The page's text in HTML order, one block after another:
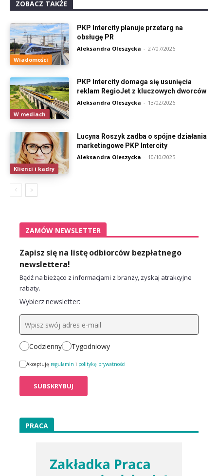
ZOBACZ TAKŻE
Wiadomości
PKP Intercity planuje przetarg na
obsługę PR
Aleksandra Oleszycka - 27/07/2026
W mediach
PKP Intercity domaga się usunięcia
reklam RegioJet z kluczowych dworców
Aleksandra Oleszycka - 13/02/2026
Klienci i kadry
Lucyna Roszyk zadba o spójne działania
marketingowe PKP Intercity
Aleksandra Oleszycka - 10/10/2025
ZAMÓW NEWSLETTER
Zapisz się na listę odbiorców bezpłatnego
newslettera!
Bądź na bieżąco z informacjami z branży, zyskaj atrakcyjne
rabaty.
Wybierz newsletter:
Codzienny Tygodniowy
Akceptuję regulamin i politykę prywatności
PRACA